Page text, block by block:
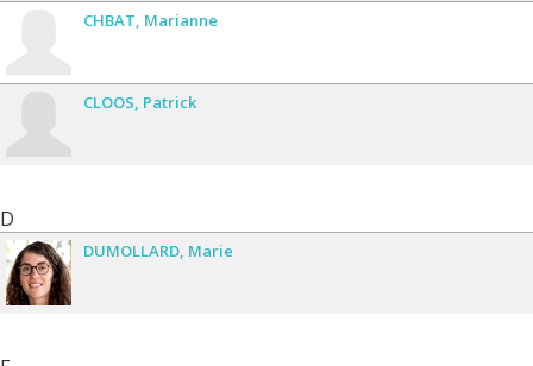
CHBAT Marianne
CLOOS Patrick
D
DUMOLLARD Marie